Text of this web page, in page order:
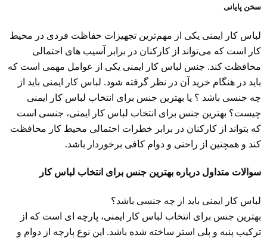
سخن پایانی
لباس کار ایمنی یکی از مهم‌ترین تجهیزات حفاظت فردی در محیط
کار است که می‌تواند از کارکنان در برابر آسیب ‌های احتمالی
محافظت کند. جنس لباس کار ایمنی یکی از عوامل مهمی است که
باید در هنگام خرید آن در نظر گرفته شود. لباس کار ایمنی باید از
چه جنسی باشد ؟ یا بهترین جنس برای انتخاب لباس کار ایمنی
چیست؟ بهترین جنس برای انتخاب لباس کار ایمنی، جنسی است
که بتواند از کارکنان در برابر خطرات احتمالی محیط کار محافظت
کند و همچنین از راحتی و دوام کافی برخوردار باشد.
سوالات متداول درباره بهترین جنس برای انتخاب لباس کار
لباس کار ایمنی باید از چه جنسی باشد؟
بهترین جنس برای انتخاب لباس کار ایمنی، پارچه ای است که از
ترکیب پنبه و پلی استر ساخته شده باشد. این نوع پارچه از دوام و